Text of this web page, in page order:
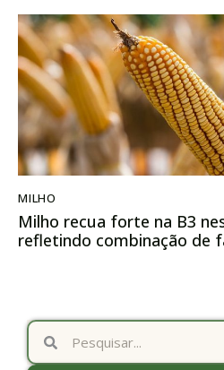
MILHO
Milho recua forte na B3
refletindo combinação de